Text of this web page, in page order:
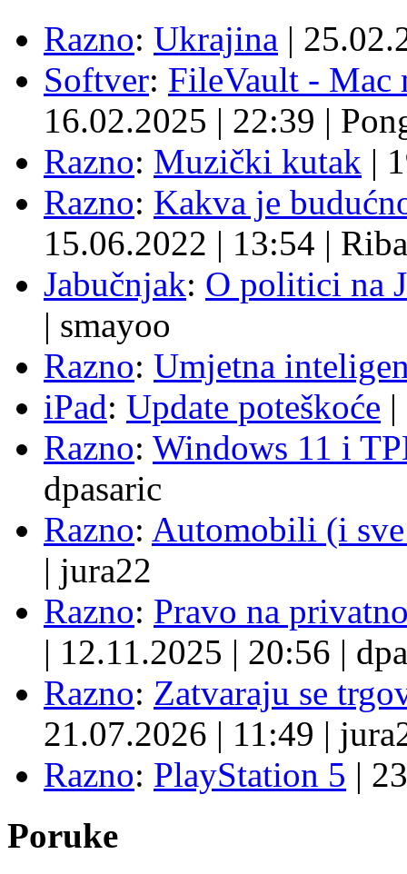
Razno: Ukrajina |
Softver: FileVault - Mac
16.02.2025 | 22:39 |
Razno: Muzički kutak |
Razno: Kakva je
15.06.2022 | 13:54 | Riba
Jabučnjak: O politici na
| smayoo
Razno: Umjetna
iPad: Update poteškoće |
Razno: Windows 11 i
dpasaric
Razno: Automobili (i
| jura22
Razno: Pravo na
| 12.11.2025 | 20:56 |
Razno: Zatvaraju se
21.07.2026 | 11:49 |
Razno: PlayStation 5 |
Poruke